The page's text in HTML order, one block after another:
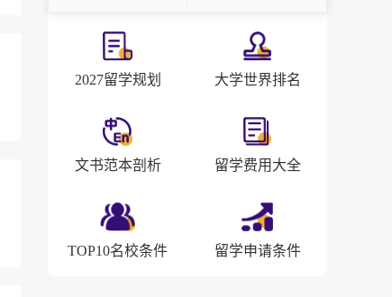
2027留学规划 大学世界排名
文书范本剖析 留学费用大全
TOP10名校条件 留学申请条件